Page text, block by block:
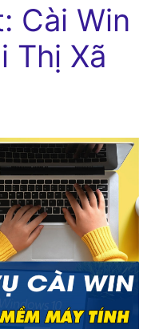
Cài Win
Thị Xã